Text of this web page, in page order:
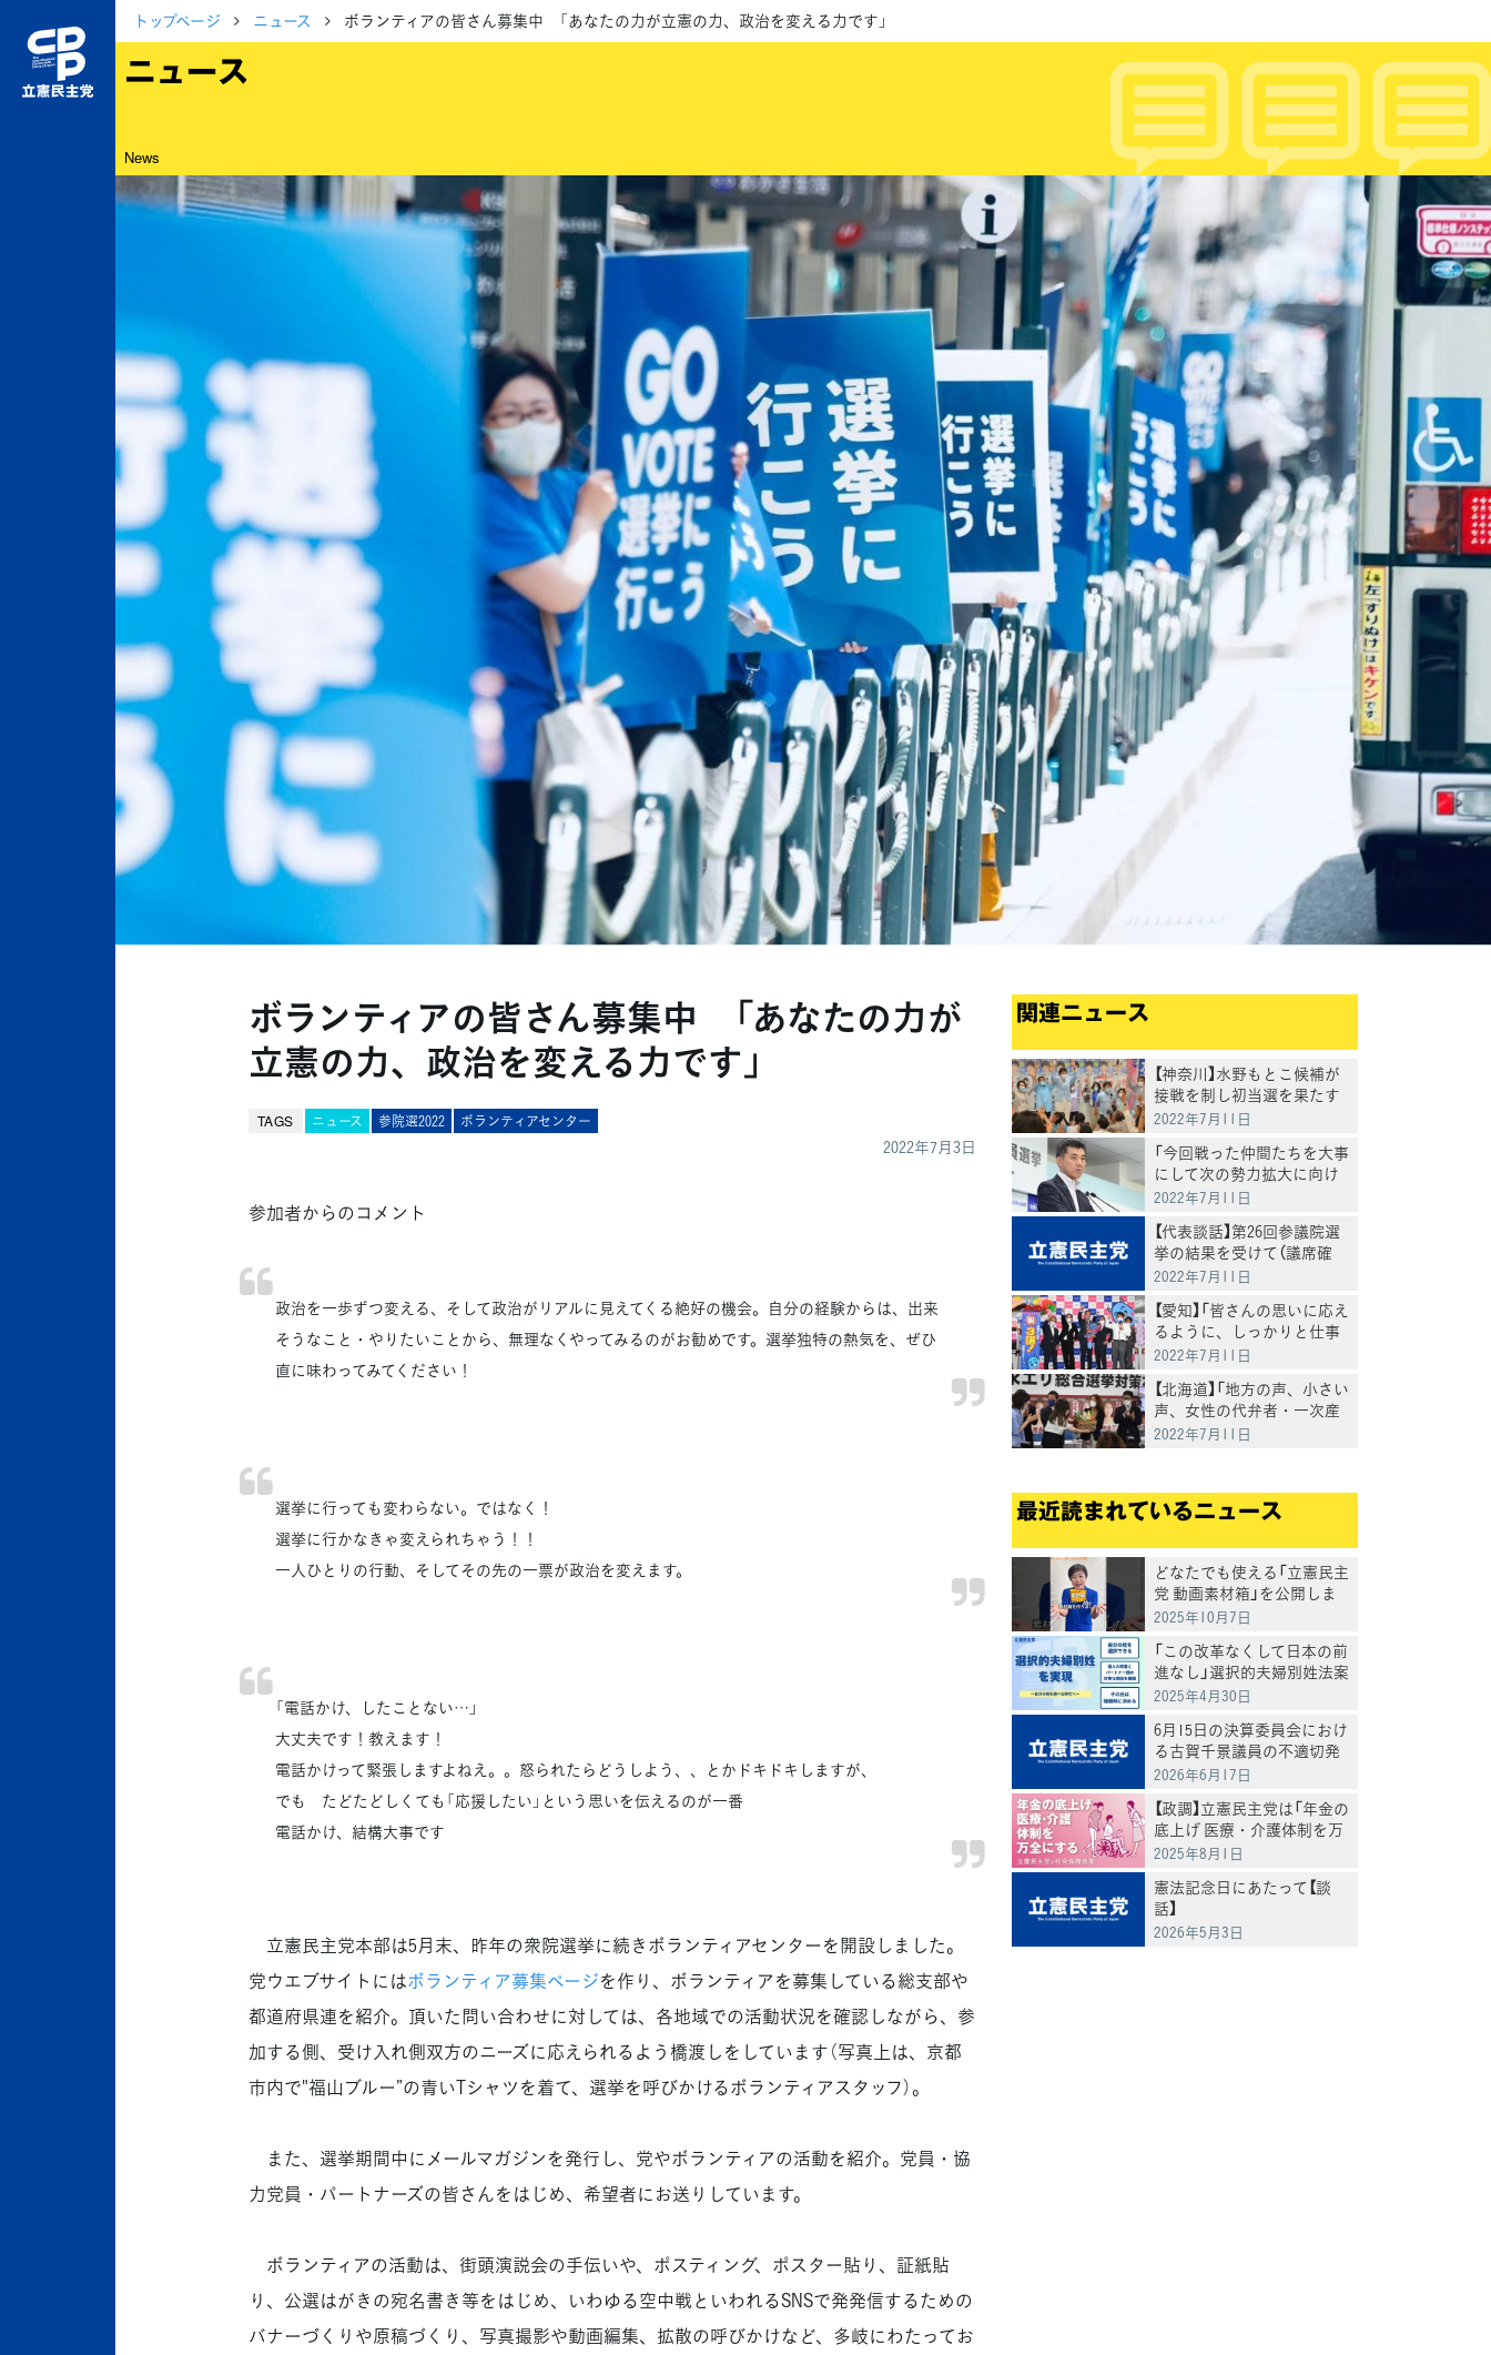
トップページ ニュース ボランティアの皆さん募集中 「あなたの力が立憲の力、政治を変える力です」
ニュース
News
ボランティアの皆さん募集中 「あなたの力が
立憲の力、政治を変える力です」
TAGS ニュース 参院選2022 ボランティアセンター
2022年7月3日
参加者からのコメント
政治を一歩ずつ変える、そして政治がリアルに見えてくる絶好の機会。自分の経験からは、出来
そうなこと・やりたいことから、無理なくやってみるのがお勧めです。選挙独特の熱気を、ぜひ
直に味わってみてください！
選挙に行っても変わらない。ではなく！
選挙に行かなきゃ変えられちゃう！！
一人ひとりの行動、そしてその先の一票が政治を変えます。
「電話かけ、したことない…」
大丈夫です！教えます！
電話かけって緊張しますよねえ。。怒られたらどうしよう、、とかドキドキしますが、
でも たどたどしくても「応援したい」という思いを伝えるのが一番
電話かけ、結構大事です
立憲民主党本部は5月末、昨年の衆院選挙に続きボランティアセンターを開設しました。
党ウエブサイトにはボランティア募集ページを作り、ボランティアを募集している総支部や
都道府県連を紹介。頂いた問い合わせに対しては、各地域での活動状況を確認しながら、参
加する側、受け入れ側双方のニーズに応えられるよう橋渡しをしています（写真上は、京都
市内で"福山ブルー”の青いTシャツを着て、選挙を呼びかけるボランティアスタッフ）。
また、選挙期間中にメールマガジンを発行し、党やボランティアの活動を紹介。党員・協
力党員・パートナーズの皆さんをはじめ、希望者にお送りしています。
ボランティアの活動は、街頭演説会の手伝いや、ポスティング、ポスター貼り、証紙貼
り、公選はがきの宛名書き等をはじめ、いわゆる空中戦といわれるSNSで発発信するための
バナーづくりや原稿づくり、写真撮影や動画編集、拡散の呼びかけなど、多岐にわたってお
関連ニュース
【神奈川】水野もとこ候補が
接戦を制し初当選を果たす
2022年7月11日
「今回戦った仲間たちを大事
にして次の勢力拡大に向け
努力していく」泉代表が選挙
2022年7月11日
【代表談話】第26回参議院選
挙の結果を受けて（議席確
定・更新）
2022年7月11日
【愛知】「皆さんの思いに応え
るように、しっかりと仕事
をしていく」斎藤候補が3回
2022年7月11日
【北海道】「地方の声、小さい
声、女性の代弁者・一次産
業の支援者として頑張って
2022年7月11日
最近読まれているニュース
どなたでも使える「立憲民主
党 動画素材箱」を公開しま
した
2025年10月7日
「この改革なくして日本の前
進なし」選択的夫婦別姓法案
を提出
2025年4月30日
6月15日の決算委員会におけ
る古賀千景議員の不適切発
言と処分について
2026年6月17日
【政調】立憲民主党は「年金の
底上げ 医療・介護体制を万
全にする」
2025年8月1日
憲法記念日にあたって【談
話】
2026年5月3日